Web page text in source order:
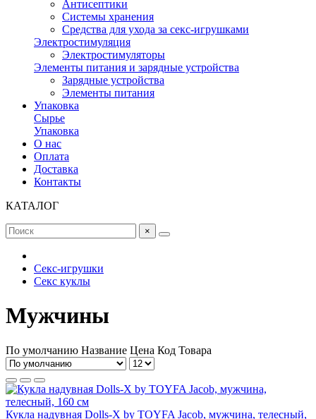
Антисептики
Системы хранения
Средства для ухода за секс-игрушками
Электростимуляция
Электростимуляторы
Элементы питания и зарядные устройства
Зарядные устройства
Элементы питания
Упаковка
Сырье
Упаковка
О нас
Оплата
Доставка
Контакты
КАТАЛОГ
×
Секс-игрушки
Секс куклы
Мужчины
По умолчанию Название Цена Код Товара
Кукла надувная Dolls-X by TOYFA Jacob, мужчина, телесный,